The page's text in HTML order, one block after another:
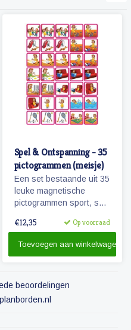
Spel & Ontspanning - 35
pictogrammen (meisje)
Een set bestaande uit 35
leuke magnetische
pictogrammen sport, spel
Wanneer je zwemles
planbord!
€12,35 Op voorraad
Toevoegen aan winkelwagen
beoordelingen